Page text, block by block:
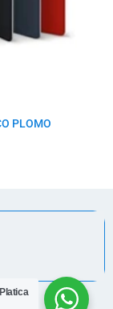
PLOMO
Platica